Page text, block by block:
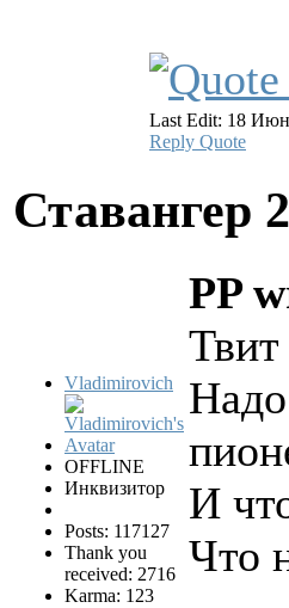
Last Edit: 18
Reply Quote
Ставангер
Vladimirovich
OFFLINE
Инквизитор
Posts: 117127
Thank you
received: 2716
Karma: 123
PP
Твит
И
Что